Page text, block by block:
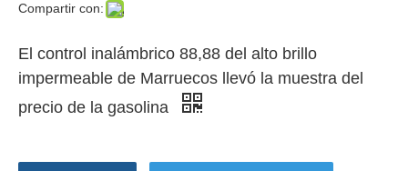
Compartir con:
El control inalámbrico 88,88 del alto brillo
impermeable de Marruecos llevó la muestra del
precio de la gasolina